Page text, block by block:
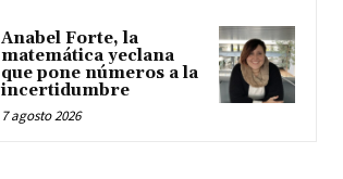
Anabel Forte, la
matemática yeclana
que pone números a la
incertidumbre
7 agosto 2026